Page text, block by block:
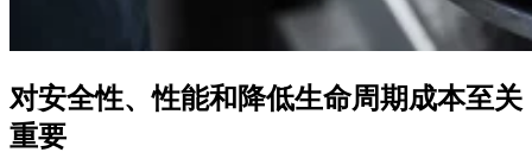
对安全性、性能和降低生命周期成本至关
重要